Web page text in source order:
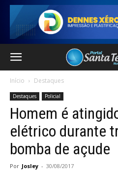
Início Destaques
Destaques Policial
Homem é
elétrico durante
bomba de açude
Por Josley - 30/08/2017